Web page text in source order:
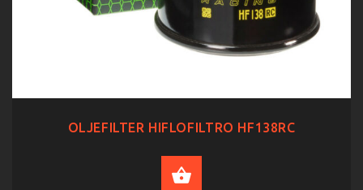
OLJEFILTER HIFLOFILTRO HF138RC